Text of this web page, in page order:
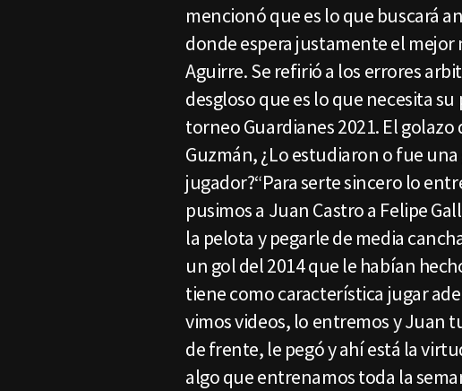
mencionó que es lo que buscará
donde espera justamente el
Aguirre. Se refirió a los errores
desgloso que es lo que necesita
torneo Guardianes 2021. El
Guzmán, ¿Lo estudiaron o fue
jugador?“Para serte sincero lo
pusimos a Juan Castro a Felipe
la pelota y pegarle de media
un gol del 2014 que le habían
tiene como característica jugar
vimos videos, lo entremos y Juan
de frente, le pegó y ahí está la
algo que entrenamos toda la